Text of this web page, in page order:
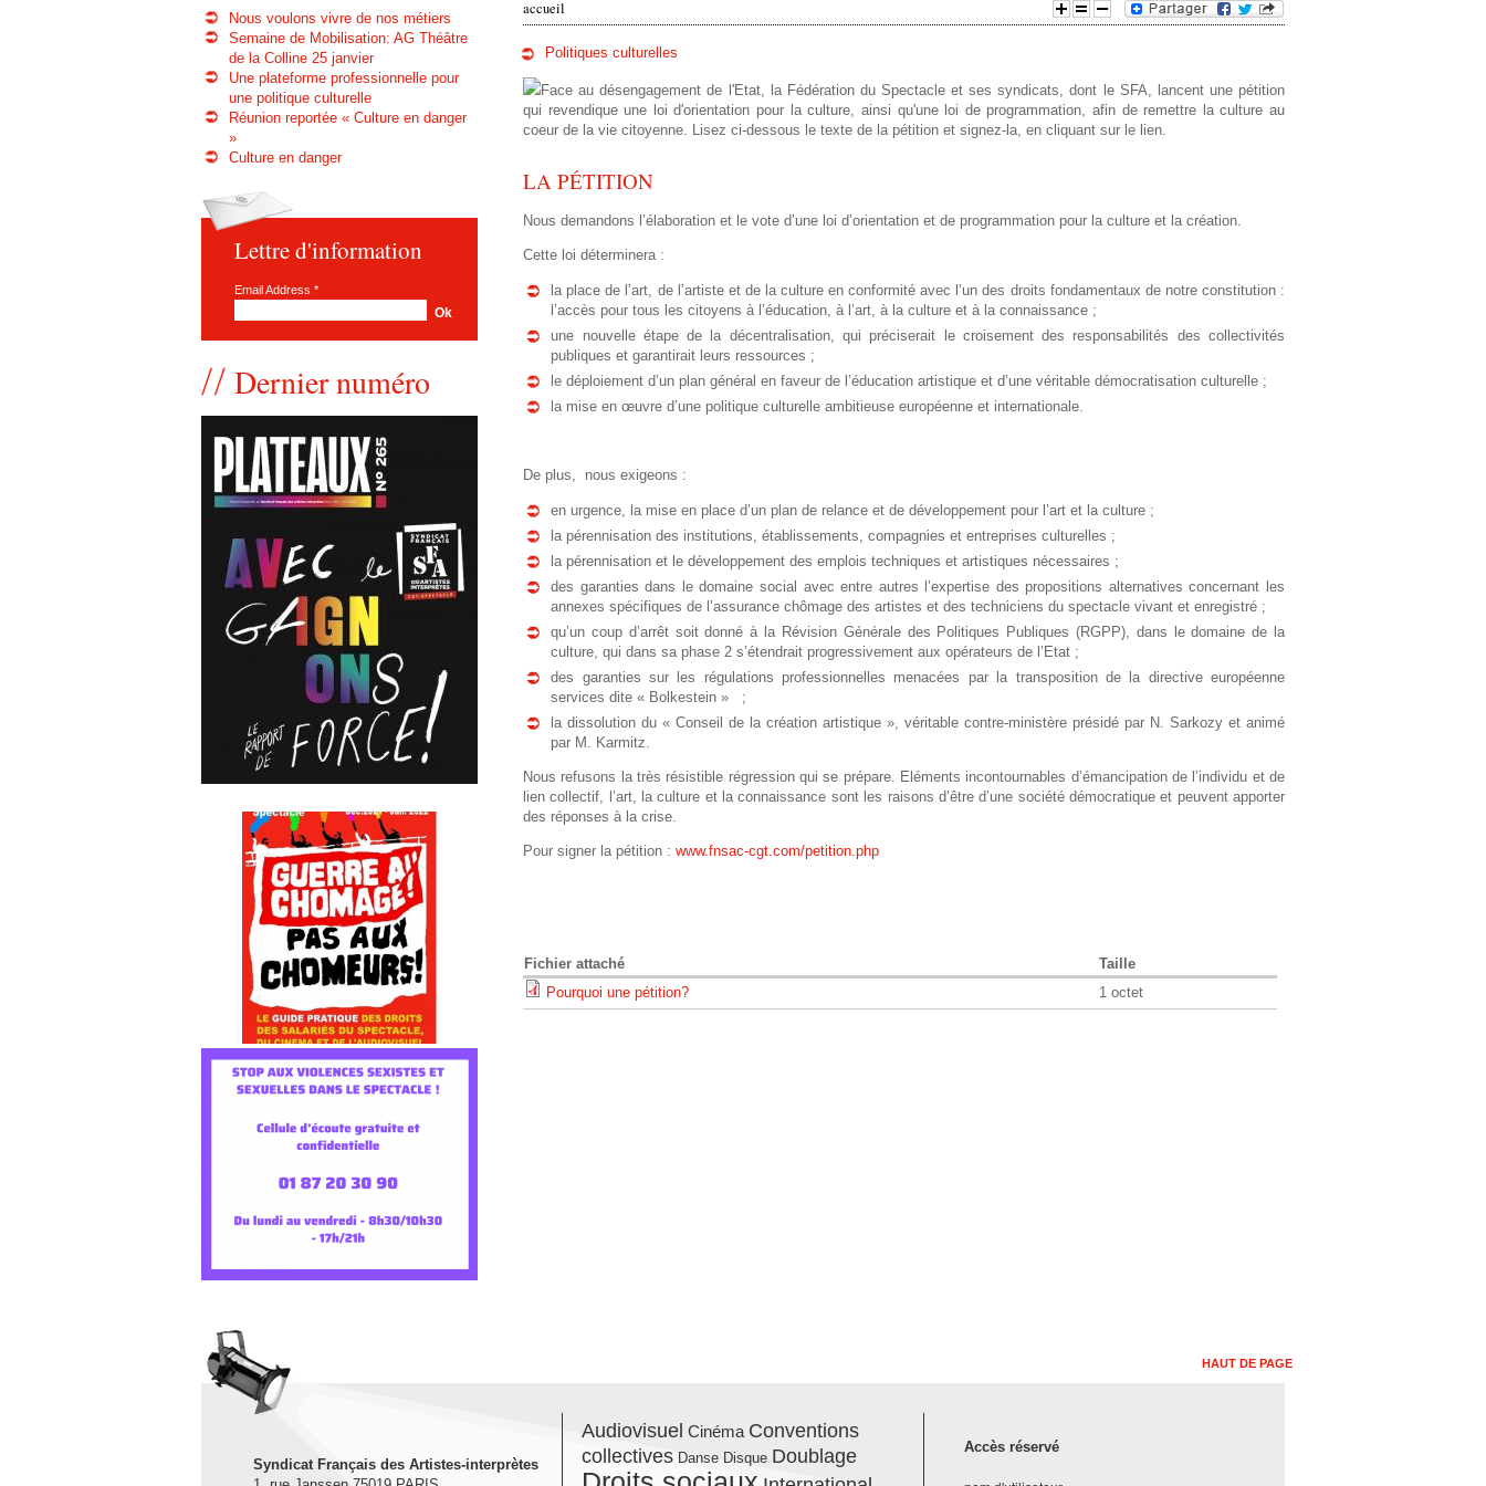
d
e
e
e
h
e
v
o
u
t
e
s
c
accueil
Politiques culturelles
Face au désengagement de l'Etat, la Fédération du Spectacle et ses syndicats, dont le SFA, lancent une pétition
qui revendique une loi d'orientation pour la culture, ainsi qu'une loi de programmation, afin de remettre la culture au
coeur de la vie citoyenne. Lisez ci-dessous le texte de la pétition et signez-la, en cliquant sur le lien.
LA PÉTITION
Nous demandons l’élaboration et le vote d’une loi d’orientation et de programmation pour la culture et la création.
Cette loi déterminera :
la place de l’art, de l’artiste et de la culture en conformité avec l’un des droits fondamentaux de notre constitution :
l’accès pour tous les citoyens à l’éducation, à l’art, à la culture et à la connaissance ;
une nouvelle étape de la décentralisation, qui préciserait le croisement des responsabilités des collectivités
publiques et garantirait leurs ressources ;
le déploiement d’un plan général en faveur de l’éducation artistique et d’une véritable démocratisation culturelle ;
la mise en œuvre d’une politique culturelle ambitieuse européenne et internationale.
De plus, nous exigeons :
en urgence, la mise en place d’un plan de relance et de développement pour l’art et la culture ;
la pérennisation des institutions, établissements, compagnies et entreprises culturelles ;
la pérennisation et le développement des emplois techniques et artistiques nécessaires ;
des garanties dans le domaine social avec entre autres l’expertise des propositions alternatives concernant les
annexes spécifiques de l’assurance chômage des artistes et des techniciens du spectacle vivant et enregistré ;
qu’un coup d’arrêt soit donné à la Révision Générale des Politiques Publiques (RGPP), dans le domaine de la
culture, qui dans sa phase 2 s’étendrait progressivement aux opérateurs de l’Etat ;
des garanties sur les régulations professionnelles menacées par la transposition de la directive européenne
services dite « Bolkestein » ;
la dissolution du « Conseil de la création artistique », véritable contre-ministère présidé par N. Sarkozy et animé
par M. Karmitz.
Nous refusons la très résistible régression qui se prépare. Eléments incontournables d’émancipation de l’individu et de
lien collectif, l’art, la culture et la connaissance sont les raisons d’être d’une société démocratique et peuvent apporter
des réponses à la crise.
Pour signer la pétition : www.fnsac-cgt.com/petition.php
Fichier attaché
Taille
Pourquoi une pétition?
1 octet
Nous voulons vivre de nos métiers
Semaine de Mobilisation: AG Théâtre
de la Colline 25 janvier
Une plateforme professionnelle pour
une politique culturelle
Réunion reportée « Culture en danger
»
Culture en danger
Lettre d'information
Email Address *
Dernier numéro
HAUT DE PAGE
Syndicat Français des Artistes-interprètes
Audiovisuel Cinéma Conventions
collectives Danse Disque Doublage Accès réservé